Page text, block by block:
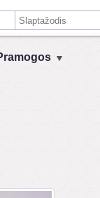
kompiuteryje